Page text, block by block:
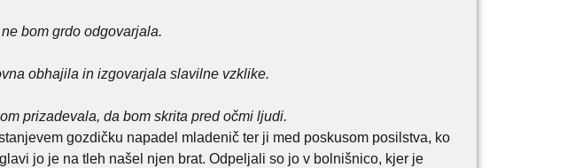
bom grdo odgovarjala.
obhajila in izgovarjala slavilne vzklike.
prizadevala, da bom skrita pred očmi ljudi.
gozdičku napadel mladenič ter ji med poskusom posilstva, ko
jo je na tleh našel njen brat. Odpeljali so jo v bolnišnico, kjer je